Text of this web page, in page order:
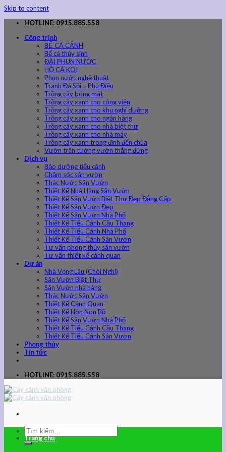
Skip to content
HOTLINE: 0915.885.558
Công trình
BỂ CÁ CẢNH
Bể cá thủy sinh
ĐÀI PHUN NƯỚC
HỒ CÁ KOI
Phun nước nghệ thuật
Tranh Đá Sỏi – Phù Điêu
Trồng cây bóng mát
Trồng cây xanh cho công viên
Trồng cây xanh cho khu nghỉ dưỡng
Trồng cây xanh cho ngân hàng
Trồng cây xanh cho nhà biệt thự
Trồng cây xanh cho nhà máy
Trồng cây xanh trong đình đến chùa
Vườn trên tường vườn thẳng đứng
Dịch vụ
Bảo dưỡng tiểu cảnh
Chăm sóc sân vườn
Thác Nước Sân Vườn
Thiết Kế Nhà Hàng Sân Vườn
Thiết Kế Sân Vườn Biệt Thự Đẹp Đẳng Cấp
Thiết Kế Sân Vườn Đẹp
Thiết Kế Sân Vườn Nhà Phố
Thiết Kế Tiểu Cảnh Cầu Thang
Thiết Kế Tiểu Cảnh Nhà Phố
Thiết Kế Tiểu Cảnh Sân Vườn
Tư vấn phong thủy sân vườn
Tư vấn thiết kế cảnh quan
Dự án
Nhà Vọng Lâu (Chòi Nghỉ)
Sân Vườn Biệt Thự
Sân Vườn nhà hàng
Thác Nước Sân Vườn
Thiết Kế Cảnh Quan
Thiết Kế Hòn Non Bộ
Thiết Kế Sân Vườn Nhà Phố
Thiết Kế Tiểu Cảnh Cầu Thang
Thiết Kế Tiểu Cảnh Sân Vườn
Phong thủy
Tin tức
HOTLINE: 0915.885.558
Trang chủ